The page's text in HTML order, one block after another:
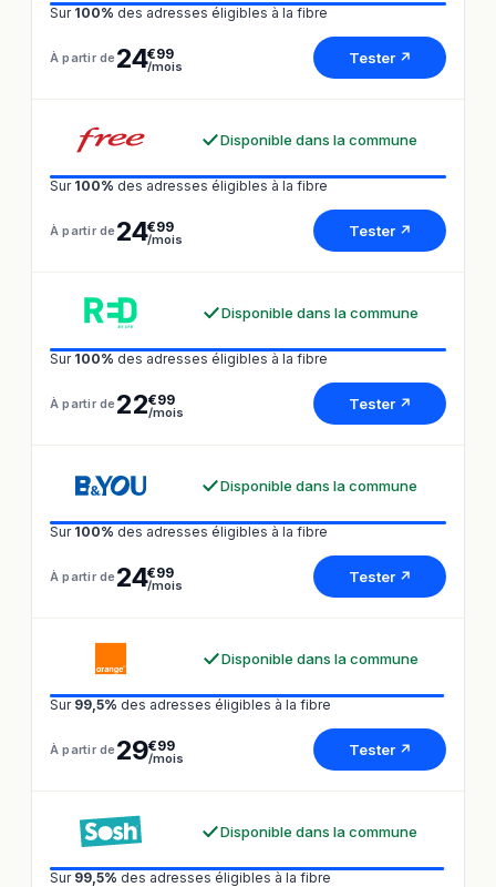
Sur 100% des adresses éligibles à la fibre
À partir de 24€99
/mois Tester ↗
Disponible dans la commune
Sur 100% des adresses éligibles à la fibre
À partir de 24€99
/mois Tester ↗
Disponible dans la commune
Sur 100% des adresses éligibles à la fibre
À partir de 22€99
/mois Tester ↗
Disponible dans la commune
Sur 100% des adresses éligibles à la fibre
À partir de 24€99
/mois Tester ↗
Disponible dans la commune
Sur 99,5% des adresses éligibles à la fibre
À partir de 29€99
/mois Tester ↗
Disponible dans la commune
Sur 99,5% des adresses éligibles à la fibre